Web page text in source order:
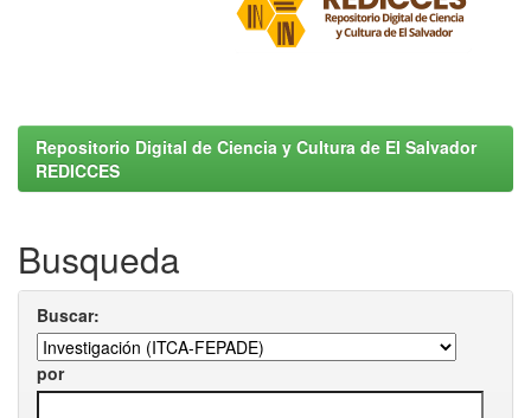
Repositorio Digital de Ciencia y Cultura de El Salvador
REDICCES
Busqueda
Buscar:
por